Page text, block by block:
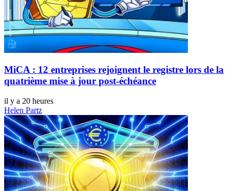
MiCA : 12 entreprises rejoignent le registre lors de la
quatrième mise à jour post-échéance
il y a 20 heures
Helen Partz